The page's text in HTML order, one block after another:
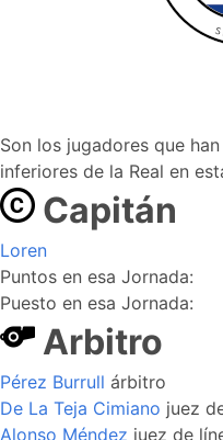
Son los jugadores que
inferiores de la Real en
Capitán
Loren
Puntos en esa Jornada:
Puesto en esa Jornada:
Arbitro
Pérez Burrull árbitro
De La Teja Cimiano juez
Alonso Méndez juez de